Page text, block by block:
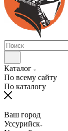
Каталог
По всему сайту
По каталогу
Ваш город
Уссурийск